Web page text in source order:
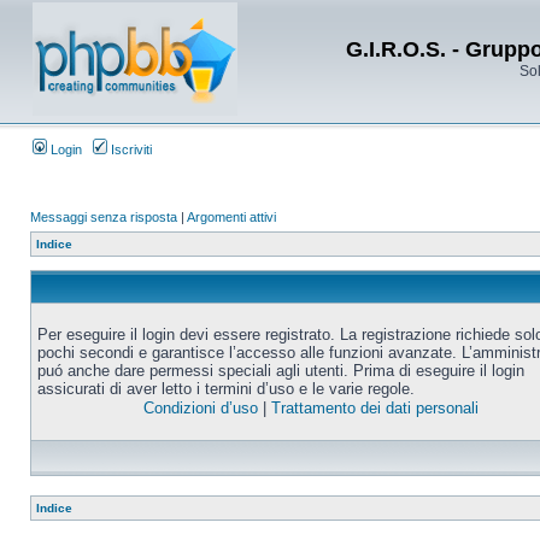
G.I.R.O.S. -
Login Iscriviti
Messaggi senza risposta | Argomenti attivi
Indice
Per eseguire il login devi essere registrato. La registrazione richiede
pochi secondi e garantisce l’accesso alle funzioni avanzate.
puó anche dare permessi speciali agli utenti. Prima di eseguire il login
assicurati di aver letto i termini d’uso e le varie regole.
Condizioni d’uso| Trattamento dei dati personali
Indice